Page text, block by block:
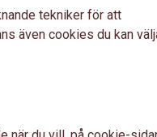
Ta reda
köp i annan
tekniker för att
även cookies du kan